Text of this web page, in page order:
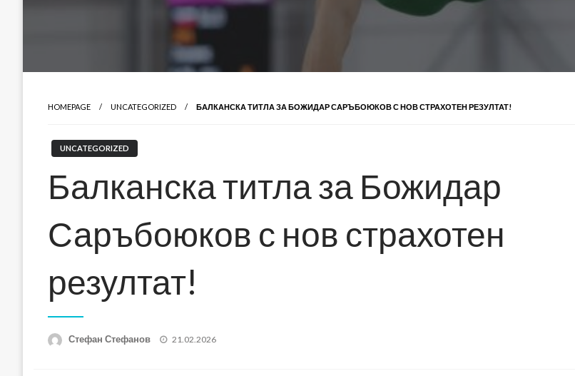
HOMEPAGE UNCATEGORIZED БАЛКАНСКА ТИТЛА ЗА БОЖИДАР САРЪБОЮКОВ С НОВ СТРАХОТЕН РЕЗУЛТАТ!
UNCATEGORIZED
Балканска титла за Божидар
Саръбоюков с нов страхотен
резултат!
Стефан Стефанов
Posted
21.02.2026